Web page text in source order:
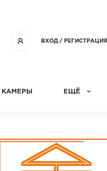
ВХОД/ РЕГИСТРАЦИЯ
КАМЕРЫ ЕЩЁ
СТАТЬИ